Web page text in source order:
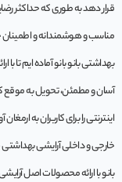
قرار دهد به طوری که حداکثر
مناسب و هوشمندانه و اطمینان
بهداشتی بانو بانو آماده ایم تا
آسان و مطمئن، تحویل به موقع
اینترنتی را برای کاربران به
خارجی و داخلی آرایشی
بانو با ارائه محصولات اصل